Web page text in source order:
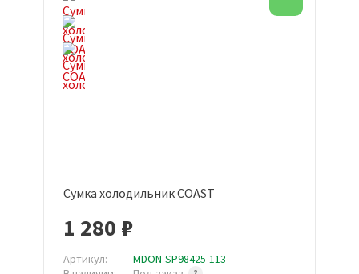
Сумка холодильник COAST
1 280 ₽
Артикул:
MDON-SP98425-113